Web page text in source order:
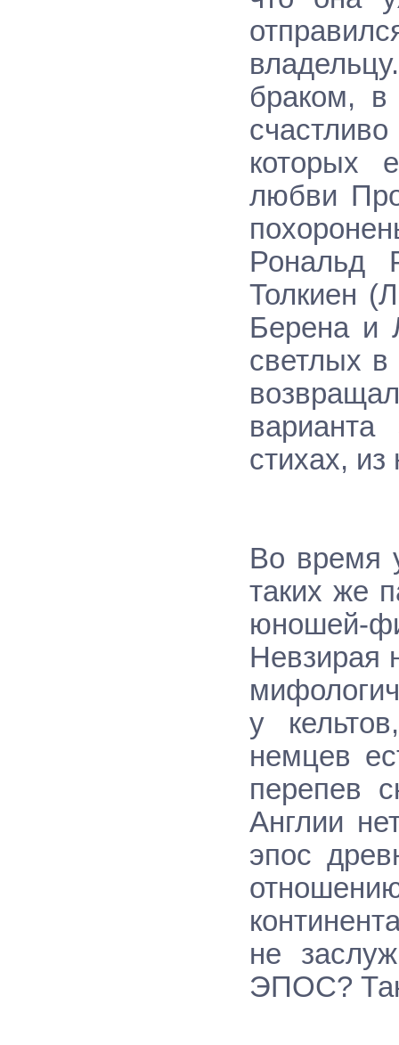
браком, в
которых
любви
Рональд
Толкиен
Берена и
светлых в
стихах,
Во время
таких же
юношей-
Невзирая
у
немцев
перепев
Англии
эпос
не
ЭПОС?